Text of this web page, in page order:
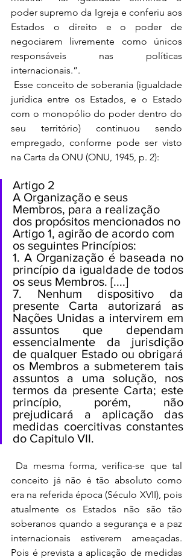
poder supremo da Igreja e conferiu aos
Estados o direito e o poder de
negociarem livremente como únicos
responsáveis nas políticas
internacionais.”.
jurídica entre os Estados, e o Estado
com o monopólio do poder dentro do
seu território) continuou sendo
empregado, conforme pode ser visto
na Carta da ONU (ONU, 1945, p. 2):
Artigo 2
A Organização e seus
Membros, para a realização
dos propósitos mencionados no
Artigo 1, agirão de acordo com
os seguintes Princípios:
1. A Organização é baseada no
princípio da igualdade de todos
os seus Membros. [....]
7. Nenhum dispositivo da
presente Carta autorizará as
Nações Unidas a intervirem em
assuntos que dependam
essencialmente da jurisdição
de qualquer Estado ou obrigará
os Membros a submeterem tais
assuntos a uma solução, nos
termos da presente Carta; este
princípio, porém, não
prejudicará a aplicação das
medidas coercitivas constantes
do Capitulo VII.
conceito já não é tão absoluto como
era na referida época (Século XVII), pois
atualmente os Estados não são tão
soberanos quando a segurança e a paz
internacionais estiverem ameaçadas.
Pois é prevista a aplicação de medidas